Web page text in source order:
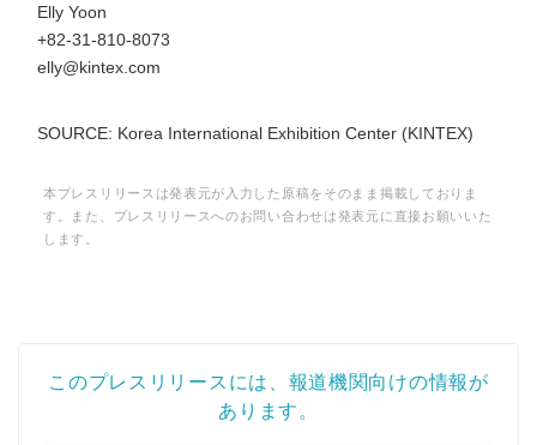
Elly Yoon
+82-31-810-8073
elly@kintex.com
SOURCE: Korea International Exhibition Center (KINTEX)
本プレスリリースは発表元が入力した原稿をそのまま掲載しておりま
す。また、プレスリリースへのお問い合わせは発表元に直接お願いいた
します。
このプレスリリースには、報道機関向けの情報が
あります。
English